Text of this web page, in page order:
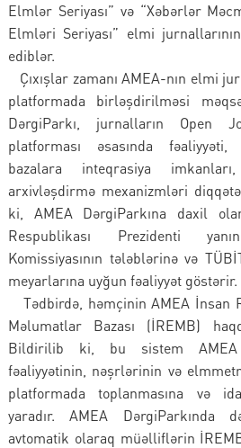
Elmlər Seriyası” və “Xəbərlər
Elmləri Seriyası” elmi
ediblər.
Çıxışlar zamanı AMEA-nın elmi
platformada birləşdirilməsi
DərgiParkı, jurnalların Open
platforması əsasında
bazalara inteqrasiya
arxivləşdirmə mexanizmləri diqqətə
ki, AMEA DərgiParkına daxil
Respublikası Prezidenti
Komissiyasının tələblərinə və
meyarlarına uyğun fəaliyyət göstərir.
Tədbirdə, həmçinin AMEA İnsan
Məlumatlar Bazası (İREMB)
Bildirilib ki, bu sistem AMEA
fəaliyyətinin, nəşrlərinin və
platformada toplanmasına və
yaradır. AMEA DərgiParkında
avtomatik olaraq müəlliflərin